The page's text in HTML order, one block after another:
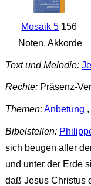
Mosaik 5 156
Noten, Akkorde
Text und Melodie:
Rechte:Präsenz-
Themen:Anbetung ,
Bibelstellen:
sich beugen aller
und unter der Erde
daß Jesus Christus